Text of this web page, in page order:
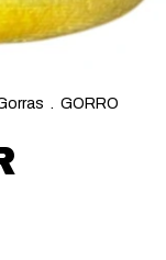
. GORRO